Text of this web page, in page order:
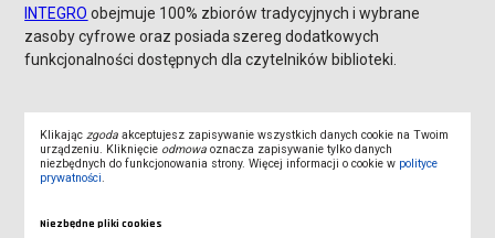
MAPA KAMPUSU
BUDYNEK GŁÓWNY
INTEGRO obejmuje 100% zbiorów tradycyjnych i wybrane
zasoby cyfrowe oraz posiada szereg dodatkowych
funkcjonalności dostępnych dla czytelników biblioteki.
Klikajączgoda akceptujesz zapisywanie wszystkich danych cookie na Twoim
urządzeniu. Kliknięcie odmowa oznacza zapisywanie tylko danych
niezbędnych do funkcjonowania strony. Więcej informacji o cookie w polityce
prywatności.
Niezbędne pliki cookies